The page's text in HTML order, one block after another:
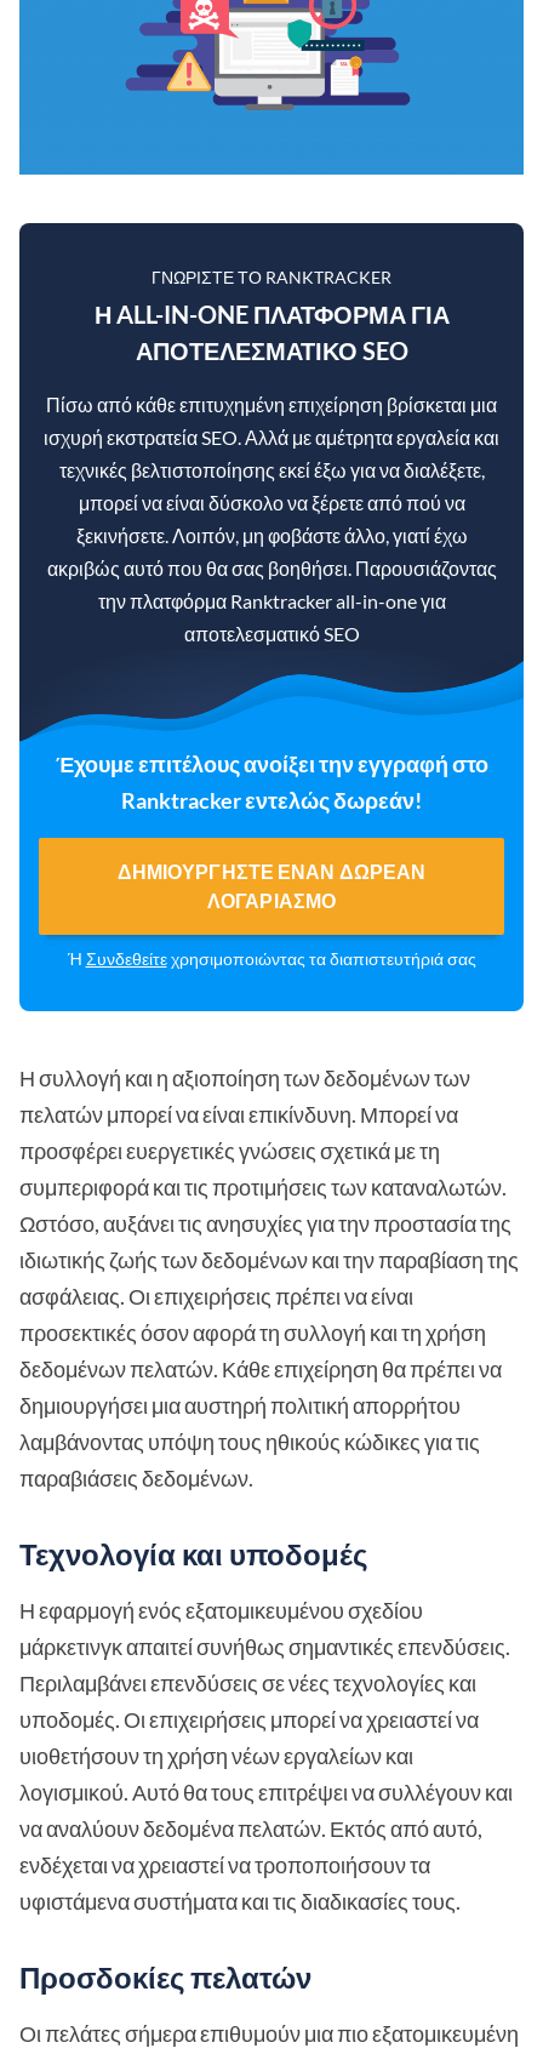
ΓΝΩΡΊΣΤΕ ΤΟ RANKTRACKER
Η ALL-IN-ONE ΠΛΑΤΦΌΡΜΑ ΓΙΑ
ΑΠΟΤΕΛΕΣΜΑΤΙΚΌ SEO
Πίσω από κάθε επιτυχημένη επιχείρηση βρίσκεται μια
ισχυρή εκστρατεία SEO. Αλλά με αμέτρητα εργαλεία και
τεχνικές βελτιστοποίησης εκεί έξω για να διαλέξετε,
μπορεί να είναι δύσκολο να ξέρετε από πού να
ξεκινήσετε. Λοιπόν, μη φοβάστε άλλο, γιατί έχω
ακριβώς αυτό που θα σας βοηθήσει. Παρουσιάζοντας
την πλατφόρμα Ranktracker all-in-one για
αποτελεσματικό SEO
Έχουμε επιτέλους ανοίξει την εγγραφή στο
Ranktracker εντελώς δωρεάν!
ΔΗΜΙΟΥΡΓΉΣΤΕ ΈΝΑΝ ΔΩΡΕΆΝ
ΛΟΓΑΡΙΑΣΜΌ
Ή Συνδεθείτεχρησιμοποιώντας τα διαπιστευτήριά σας
Η συλλογή και η αξιοποίηση των δεδομένων των
πελατών μπορεί να είναι επικίνδυνη. Μπορεί να
προσφέρει ευεργετικές γνώσεις σχετικά με τη
συμπεριφορά και τις προτιμήσεις των καταναλωτών.
Ωστόσο, αυξάνει τις ανησυχίες για την προστασία της
ιδιωτικής ζωής των δεδομένων και την παραβίαση της
ασφάλειας. Οι επιχειρήσεις πρέπει να είναι
προσεκτικές όσον αφορά τη συλλογή και τη χρήση
δεδομένων πελατών. Κάθε επιχείρηση θα πρέπει να
δημιουργήσει μια αυστηρή πολιτική απορρήτου
λαμβάνοντας υπόψη τους ηθικούς κώδικες για τις
παραβιάσεις δεδομένων.
Τεχνολογία και υποδομές
Η εφαρμογή ενός εξατομικευμένου σχεδίου
μάρκετινγκ απαιτεί συνήθως σημαντικές επενδύσεις.
Περιλαμβάνει επενδύσεις σε νέες τεχνολογίες και
υποδομές. Οι επιχειρήσεις μπορεί να χρειαστεί να
υιοθετήσουν τη χρήση νέων εργαλείων και
λογισμικού. Αυτό θα τους επιτρέψει να συλλέγουν και
να αναλύουν δεδομένα πελατών. Εκτός από αυτό,
ενδέχεται να χρειαστεί να τροποποιήσουν τα
υφιστάμενα συστήματα και τις διαδικασίες τους.
Προσδοκίες πελατών
Οι πελάτες σήμερα επιθυμούν μια πιο εξατομικευμένη